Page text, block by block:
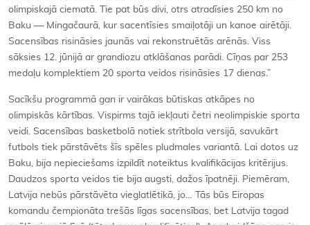
olimpiskajā ciematā. Tie pat būs divi, otrs atradīsies 250 km no
Baku — Mingačaurā, kur sacentīsies smaiļotāji un kanoe airētāji.
Sacensības risināsies jaunās vai rekonstruētās arēnās. Viss
sāksies 12. jūnijā ar grandiozu atklāšanas parādi. Cīņas par 253
medaļu komplektiem 20 sporta veidos risināsies 17 dienas.”
Sacīkšu programmā gan ir vairākas būtiskas atkāpes no
olimpiskās kārtības. Vispirms tajā iekļauti četri neolimpiskie sporta
veidi. Sacensības basketbolā notiek strītbola versijā, savukārt
futbols tiek pārstāvēts šīs spēles pludmales variantā. Lai dotos uz
Baku, bija nepieciešams izpildīt noteiktus kvalifikācijas kritērijus.
Daudzos sporta veidos tie bija augsti, dažos īpatnēji. Piemēram,
Latvija nebūs pārstāvēta vieglatlētikā, jo… Tās būs Eiropas
komandu čempionāta trešās līgas sacensības, bet Latvija tagad